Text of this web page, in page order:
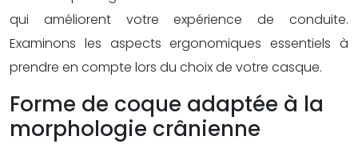
qui améliorent votre expérience de conduite.
Examinons les aspects ergonomiques essentiels à
prendre en compte lors du choix de votre casque.
Forme de coque adaptée à la
morphologie crânienne